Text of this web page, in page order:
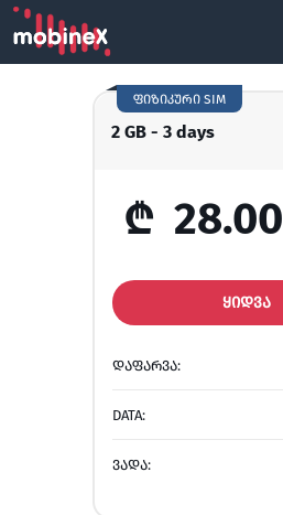
2 GB - 3 days
ფიზიკური SIM
₾ 28.00
ᲧᲘᲓᲕᲐ
ᲓᲐᲤᲐᲠᲕᲐ:
DATA:
ᲕᲐᲓᲐ: